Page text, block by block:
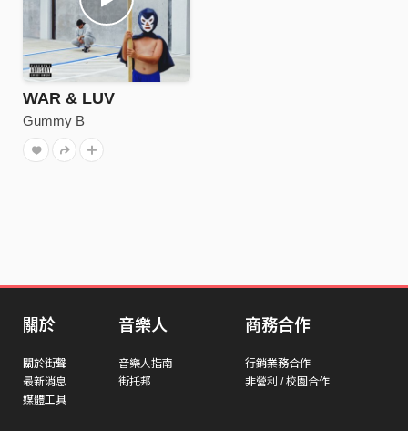
WAR & LUV
Gummy B
關於
關於街聲
最新消息
媒體工具
音樂人
音樂人指南
街托邦
商務合作
行銷業務合作
非營利 / 校園合作